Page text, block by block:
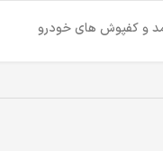
و کفپوش های خودرو